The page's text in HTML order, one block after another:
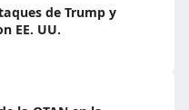
de Trump y
EE. UU.